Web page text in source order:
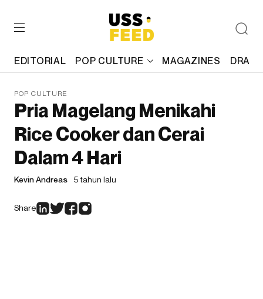
EDITORIAL POP CULTURE MAGAZINES
POP CULTURE
Pria Magelang Menikahi
Rice Cooker dan Cerai
Dalam 4 Hari
Kevin Andreas 5 tahun lalu
Share